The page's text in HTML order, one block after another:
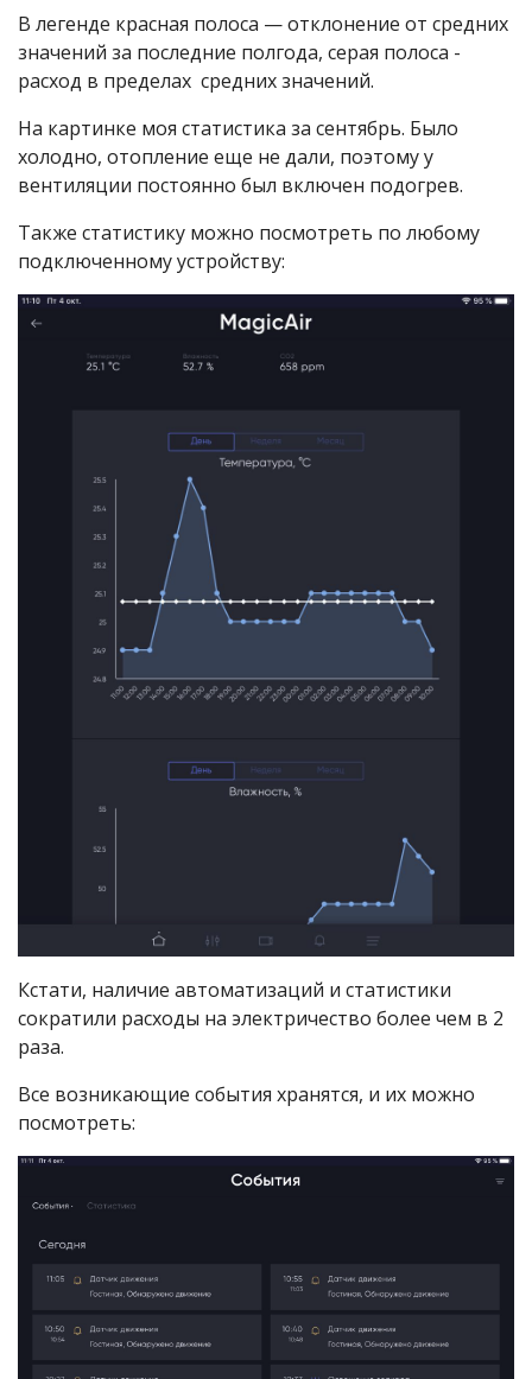
В легенде красная полоса — отклонение от средних
значений за последние полгода, серая полоса -
расход в пределах средних значений.
На картинке моя статистика за сентябрь. Было
холодно, отопление еще не дали, поэтому у
вентиляции постоянно был включен подогрев.
Также статистику можно посмотреть по любому
подключенному устройству:
Кстати, наличие автоматизаций и статистики
сократили расходы на электричество более чем в 2
раза.
Все возникающие события хранятся, и их можно
посмотреть: